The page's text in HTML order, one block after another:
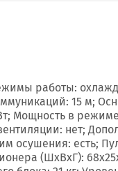
работы:
15 м;
Мощность в
нет;
осушения: есть;
(ШxВxГ):